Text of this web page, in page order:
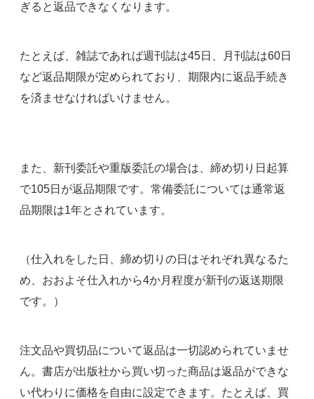
ぎると返品できなくなります。
たとえば、雑誌であれば週刊誌は45日、月刊誌は60日
など返品期限が定められており、期限内に返品手続き
を済ませなければいけません。
また、新刊委託や重版委託の場合は、締め切り日起算
で105日が返品期限です。常備委託については通常返
品期限は1年とされています。
（仕入れをした日、締め切りの日はそれぞれ異なるた
め、おおよそ仕入れから4か月程度が新刊の返送期限
です。）
注文品や買切品について返品は一切認められていませ
ん。書店が出版社から買い切った商品は返品ができな
い代わりに価格を自由に設定できます。たとえば、買